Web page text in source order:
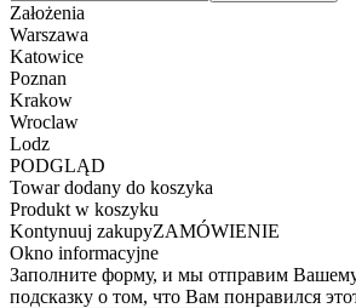
Założenia
Warszawa
Katowice
Poznan
Krakow
Wroclaw
Lodz
PODGLĄD
Towar dodany do koszyka
Produkt w koszyku
Kontynuuj zakupyZAMÓWIENIE
Okno informacyjne
Заполните форму, и мы отправим
подсказку о том, что Вам понравился